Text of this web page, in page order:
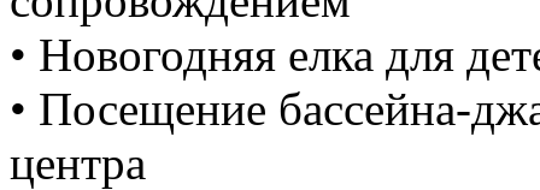
• Новогодняя елка для
• Посещение бассейна-
центра